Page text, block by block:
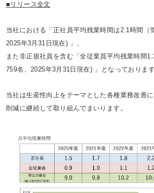
■リリース全文
当社における「正社員平均残業時間は2.1時間（
2025年3月31日現在) 」、
また非正規社員を含む「全従業員平均残業時間
759名、2025年3月31日現在) 」となっております
当社は生産性向上をテーマとした各種業務改善
削減に継続して取り組んでまいります。